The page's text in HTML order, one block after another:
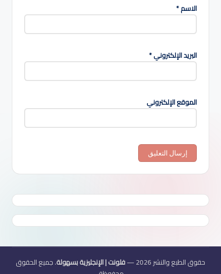
الاسم*
البريد الإلكتروني*
الموقع الإلكتروني
حقوق الطبع والنشر 2026 — فلونت | الإنجليزية بسهولة. جميع الحقوق